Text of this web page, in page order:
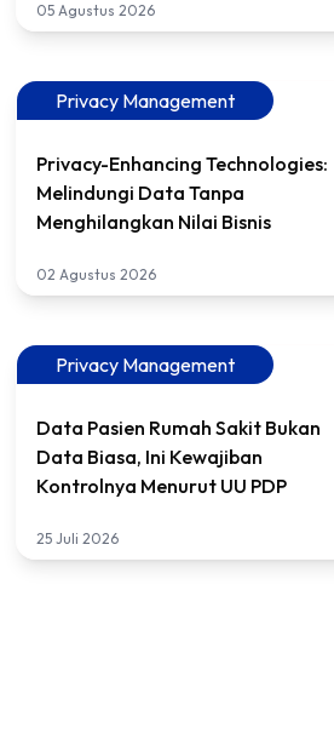
05 Agustus 2026
Privacy Management
Privacy-Enhancing Technologies:
Melindungi Data Tanpa
Menghilangkan Nilai Bisnis
02 Agustus 2026
Privacy Management
Data Pasien Rumah Sakit Bukan
Data Biasa, Ini Kewajiban
Kontrolnya Menurut UU PDP
25 Juli 2026